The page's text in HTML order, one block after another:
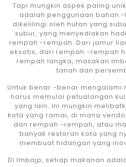
Tapi mungkin aspek paling
adalah penggunaan bahan
dikelilingi oleh hutan yang
subur, yang menyediakan
rempah -rempah. Dari jamur
eksotis, dari rempah -rempah
rempah langka, masakan
tanah dan
Untuk benar -benar mengalami
harus memulai petualangan
yang lain. Ini mungkin
kota yang ramai, di mana
dan rempah -rempah, atau
banyak restoran kota yang
membuat hidangan yang
Di Imbajp, setiap makanan